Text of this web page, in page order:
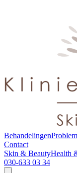
Behandelingen
Contact
Skin & BeautyHealth
030-633 03 34